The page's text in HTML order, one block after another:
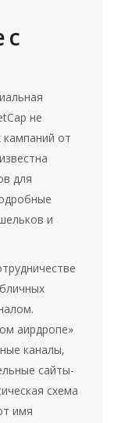
с
не
от
для
и
аирдропе»
каналы,
сайты-
схема
имя